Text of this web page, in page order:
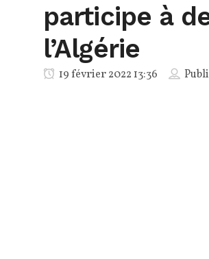
participe à
l’Algérie
19 février 2022 13:36